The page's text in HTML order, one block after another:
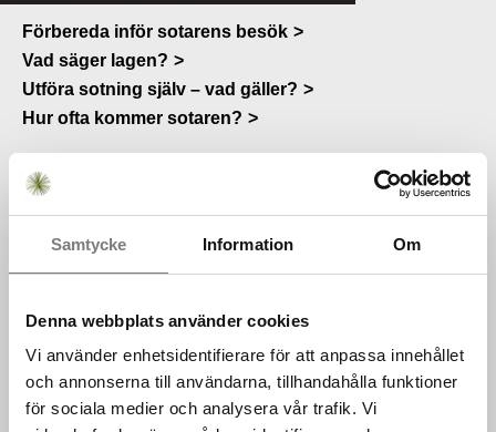
Samtycke Information Om
Denna webbplats använder cookies
Vi använder enhetsidentifierare för att anpassa innehållet
och annonserna till användarna, tillhandahålla funktioner
för sociala medier och analysera vår trafik. Vi
Förbereda inför sotarens besök
Vad säger lagen?
Utföra sotning själv – vad gäller?
Hur ofta kommer sotaren?